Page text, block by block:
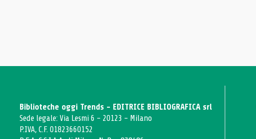
Biblioteche oggi Trends - EDITRICE BIBLIOGRAFICA srl
Sede legale: Via Lesmi 6 - 20123 - Milano
P.IVA, C.F. 01823660152